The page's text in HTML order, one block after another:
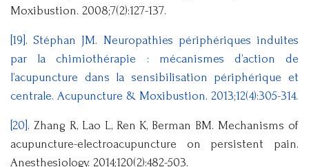
Moxibustion. 2008;7(2):127-137.
[19] .Stéphan JM. Neuropathies périphériques induites
par la chimiothérapie : mécanismes d’action de
l’acupuncture dans la sensibilisation périphérique et
centrale. Acupuncture & Moxibustion. 2013;12(4):305-314.
[20] . Zhang R, Lao L, Ren K, Berman BM. Mechanisms of
acupuncture-electroacupuncture on persistent pain.
Anesthesiology. 2014;120(2):482-503.